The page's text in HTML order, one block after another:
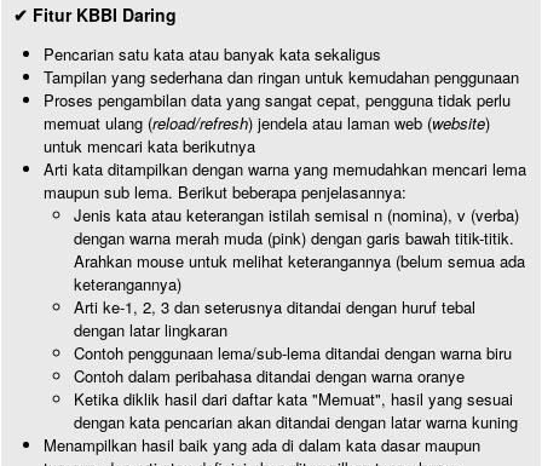
✔ Fitur KBBI Daring
Pencarian satu kata atau banyak kata sekaligus
Tampilan yang sederhana dan ringan untuk kemudahan penggunaan
Proses pengambilan data yang sangat cepat, pengguna tidak perlu
memuat ulang (reload/refresh) jendela atau laman web (website)
untuk mencari kata berikutnya
Arti kata ditampilkan dengan warna yang memudahkan mencari lema
maupun sub lema. Berikut beberapa penjelasannya:
Jenis kata atau keterangan istilah semisal n (nomina), v (verba)
dengan warna merah muda (pink) dengan garis bawah titik-titik.
Arahkan mouse untuk melihat keterangannya (belum semua ada
keterangannya)
Arti ke-1, 2, 3 dan seterusnya ditandai dengan huruf tebal
dengan latar lingkaran
Contoh penggunaan lema/sub-lema ditandai dengan warna biru
Contoh dalam peribahasa ditandai dengan warna oranye
Ketika diklik hasil dari daftar kata "Memuat", hasil yang sesuai
dengan kata pencarian akan ditandai dengan latar warna kuning
Menampilkan hasil baik yang ada di dalam kata dasar maupun